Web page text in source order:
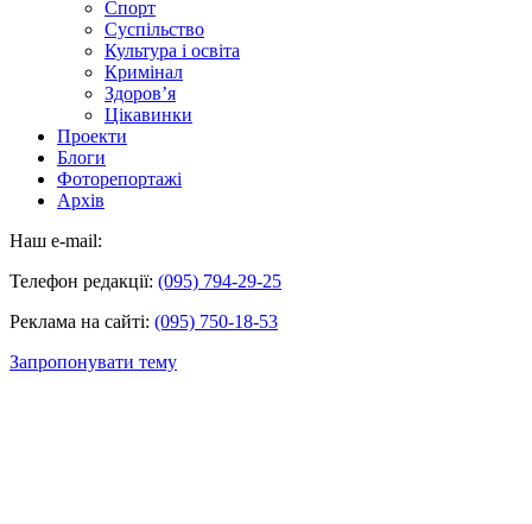
Спорт
Суспільство
Культура і освіта
Кримінал
Здоров’я
Цікавинки
Проекти
Блоги
Фоторепортажі
Архів
Наш e-mail:
Телефон редакції: (095) 794-29-25
Реклама на сайті: (095) 750-18-53
Запропонувати тему